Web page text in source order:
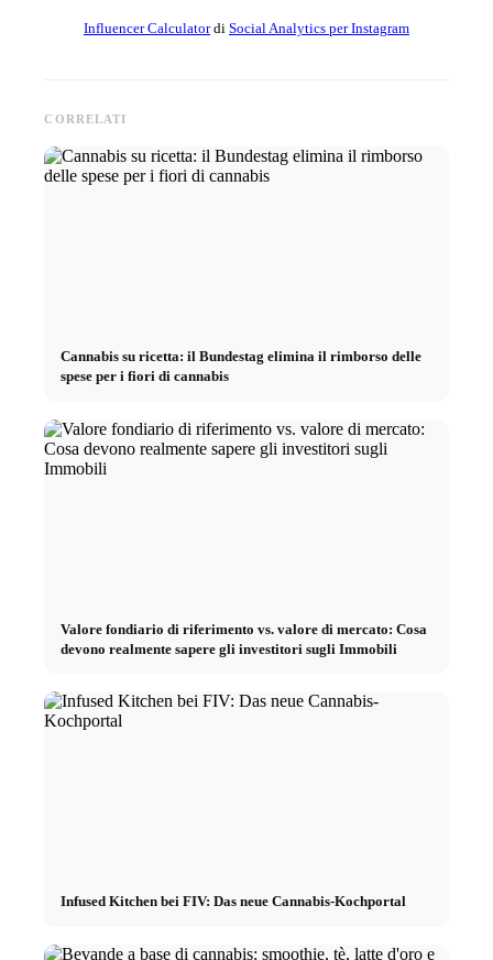
Influencer Calculatordi Social Analytics per Instagram
CORRELATI
Cannabis su ricetta: il Bundestag elimina il rimborso delle
spese per i fiori di cannabis
Valore fondiario di riferimento vs. valore di mercato: Cosa
devono realmente sapere gli investitori sugli Immobili
Infused Kitchen bei FIV: Das neue Cannabis-Kochportal